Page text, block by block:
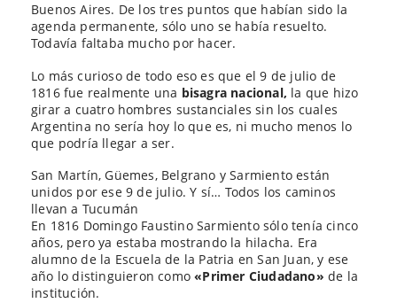
Buenos Aires. De los tres puntos que habían sido la
agenda permanente, sólo uno se había resuelto.
Todavía faltaba mucho por hacer.
Lo más curioso de todo eso es que el 9 de julio de
1816 fue realmente una bisagra nacional, la que hizo
girar a cuatro hombres sustanciales sin los cuales
Argentina no sería hoy lo que es, ni mucho menos lo
que podría llegar a ser.
San Martín, Güemes, Belgrano y Sarmiento están
unidos por ese 9 de julio. Y sí… Todos los caminos
llevan a Tucumán
En 1816 Domingo Faustino Sarmiento sólo tenía cinco
años, pero ya estaba mostrando la hilacha. Era
alumno de la Escuela de la Patria en San Juan, y ese
año lo distinguieron como«Primer Ciudadano»de la
institución.